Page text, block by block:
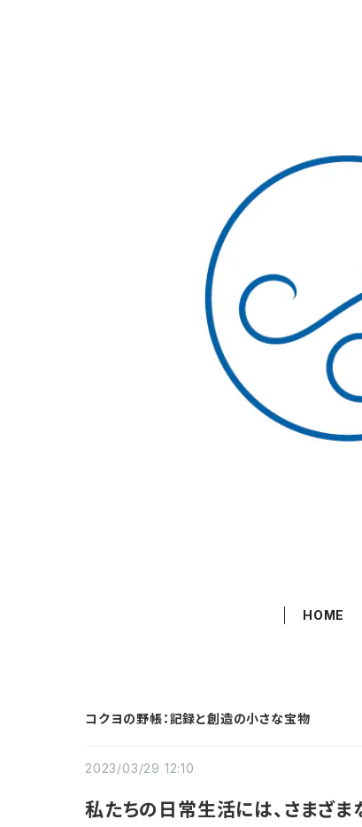
HOME
コクヨの野帳：記録と創造の小さな宝物
2023/03/29 12:10
私たちの日常生活には、さまざ